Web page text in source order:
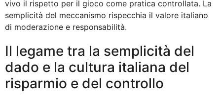
vivo il rispetto per il gioco come pratica controllata. La
semplicità del meccanismo rispecchia il valore italiano
di moderazione e responsabilità.
Il legame tra la semplicità del
dado e la cultura italiana del
risparmio e del controllo